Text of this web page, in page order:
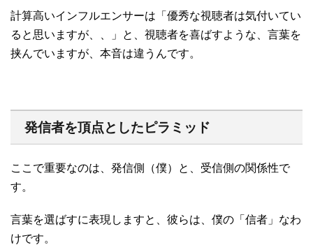
計算高いインフルエンサーは「優秀な視聴者は気付いてい
ると思いますが、、」と、視聴者を喜ばすような、言葉を
挟んでいますが、本音は違うんです。
発信者を頂点としたピラミッド
ここで重要なのは、発信側（僕）と、受信側の関係性で
す。
言葉を選ばすに表現しますと、彼らは、僕の「信者」なわ
けです。